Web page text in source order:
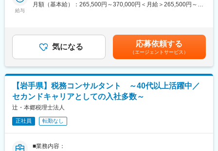
■ポジションの魅力：
■東北開発センターについて：
当社では、盛岡市にある当社東北開発センターで、デジタル地図
タ向けの変換に至るまでの一連の制作工程を行っています。
制作現場の管理だけでなく、世界的なプラットフォーマーや国内
外カーメーカー、ナビメーカーをはじめとした数多くのお客様の
声を聴きながら、ご要望に応えるコンテンツの提案と実現をして
いく役割も担っており、地方にありながらグローバルな視点で仕
事をしています。
変更の範囲：会社の定める業務
・未経験の方も歓迎！充実した研修制度あり
【選考会の概要】
・形式： Web開催（事前に企業セミナー動画をご視聴いただきま
す）
・内容： 面接（25分×2回 現場面接/HR面接）
【開催日時】
7/2（木）17:00～20:30
7/5（日）11:00～14:30
7/14（火）17:00～20:30
給与
月額（基本給）：265,500円～370,000円＜月給＞265,500円～
ます。月給(月額)は固定手当を含めた表記です。
気になる 応募依頼する
（エージェントサービス）
【岩手県】税務コンサルタント ～40代以上活躍中／
セカンドキャリアとしての入社多数～
辻・本郷税理士法人
正社員 転勤なし
■業務内容：